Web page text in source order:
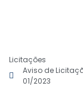
Licitações
Aviso de
01/2023